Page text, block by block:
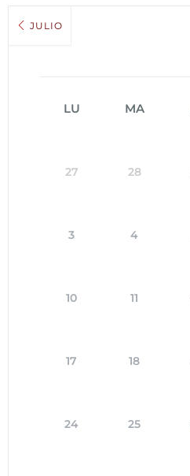
JULIO
LU MA
27 28
3 4
10 11
17 18
24 25